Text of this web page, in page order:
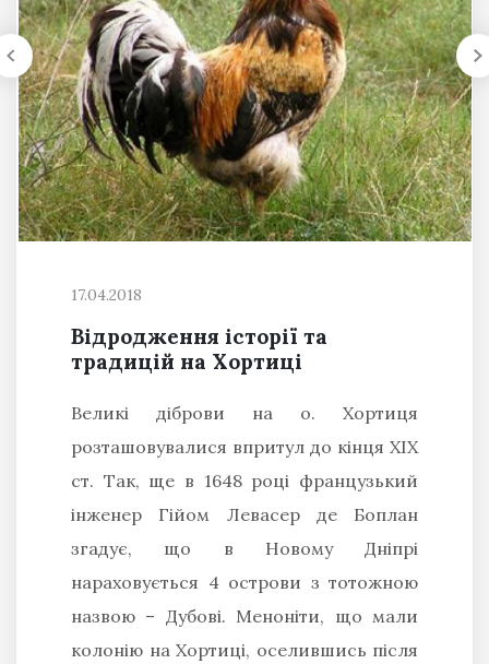
17.04.2018
Відродження історії та
традицій на Хортиці
Великі діброви на о. Хортиця
розташовувалися впритул до кінця ХІХ
ст. Так, ще в 1648 році французький
інженер Гійом Левасер де Боплан
згадує, що в Новому Дніпрі
нараховується 4 острови з тотожною
назвою – Дубові. Меноніти, що мали
колонію на Хортиці, оселившись після